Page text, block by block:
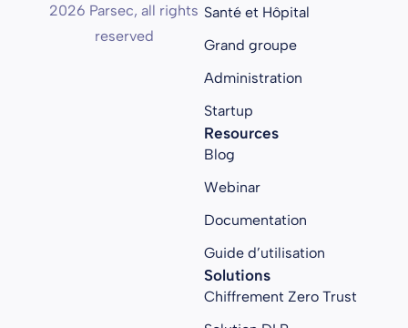
2026 Parsec, all rights
reserved
Santé et Hôpital
Grand groupe
Administration
Startup
Resources
Blog
Webinar
Documentation
Guide d’utilisation
Solutions
Chiffrement Zero Trust